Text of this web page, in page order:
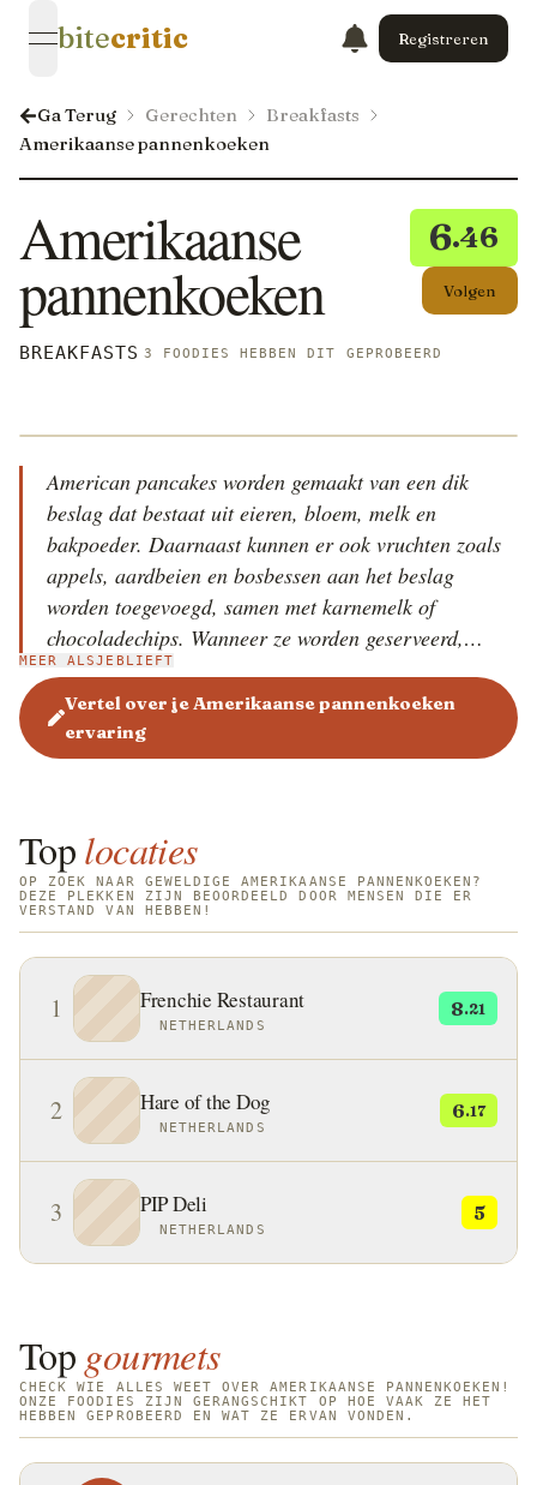
open navigation menu
bitecritic Registreren
Ga Terug Gerechten
Breakfasts
Amerikaanse pannenkoeken
6.46
Volgen
Amerikaanse
pannenkoeken
BREAKFASTS 3 FOODIES HEBBEN DIT GEPROBEERD
American pancakes worden gemaakt van een dik
beslag dat bestaat uit eieren, bloem, melk en
bakpoeder. Daarnaast kunnen er ook vruchten zoals
appels, aardbeien en bosbessen aan het beslag
worden toegevoegd, samen met karnemelk of
chocoladechips. Wanneer ze worden geserveerd,
worden ze meestal op elkaar gestapeld en vervolgens
belegd met verschillende ingrediënten zoals boter,
ahornsiroop, vruchtenjam, honing, slagroom of
pindakaas. American pancakes worden vaak
gebakken eieren, spek of worstjes. In Amerika zijn er
een paar soorten pannenkoeken, en de meest
populaire zijn johnnycakes (gemaakt van gefrituurd
maïsmeel) en silver dollar pancakes (kleiner dan
gewone pannenkoeken). Oorspronkelijk waren
pannenkoeken een symbool van de zon en speelden ze
een belangrijke rol in de vroege religieuze rituelen
van de indianen, die ze voor het eerst maakten van
gemalen maïsmeel dat vervolgens op hete stenen werd
gekookt.
MEER ALSJEBLIEFT
Vertel over je Amerikaanse pannenkoeken
ervaring
Toplocaties
OP ZOEK NAAR GEWELDIGE AMERIKAANSE PANNENKOEKEN?
DEZE PLEKKEN ZIJN BEOORDEELD DOOR MENSEN DIE ER
VERSTAND VAN HEBBEN!
1 Frenchie Restaurant
NETHERLANDS
8.21
2 Hare of the Dog
NETHERLANDS
6.17
3 PIP Deli
NETHERLANDS
5
Top gourmets
CHECK WIE ALLES WEET OVER AMERIKAANSE PANNENKOEKEN!
ONZE FOODIES ZIJN GERANGSCHIKT OP HOE VAAK ZE HET
HEBBEN GEPROBEERD EN WAT ZE ERVAN VONDEN.